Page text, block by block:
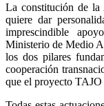
La constitución de
quiere dar
imprescindible
Ministerio de Medio
los dos pilares
cooperación
que el proyecto